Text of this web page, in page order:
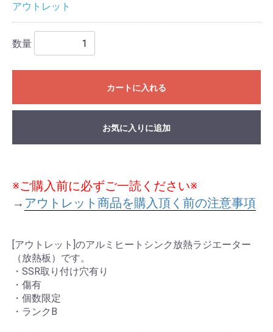
アウトレット
数量
カートに入れる
お気に入りに追加
※ご購入前に必ずご一読ください※
→ アウトレット商品を購入頂く前の注意事項
[アウトレット]のアルミヒートシンク放熱ラジエーター
（放熱板）です。
・SSR取り付け穴有り
・傷有
・個数限定
・ランクB